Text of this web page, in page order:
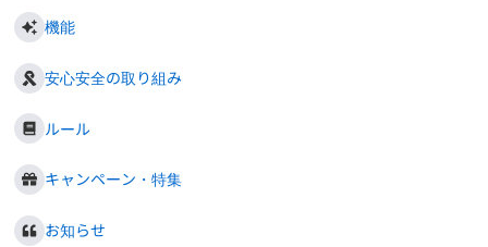
機能
安心安全の取り組み
ルール
キャンペーン・特集
お知らせ